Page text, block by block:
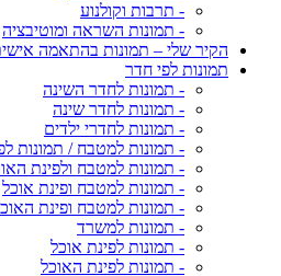
- תרבות וקולנוע
- תמונות השראה ומוטיבציה
הקיר שלי – תמונות בהתאמה
תמונות לפי חדר
- תמונות לחדר השינה
- תמונות לחדר שינה
- תמונות לחדרי ילדים
- תמונות למטבח / תמונות
- תמונות למטבח ולפינת
- תמונות למטבח ופינת אוכל
- תמונות למטבח ופינת
- תמונות למשרד
- תמונות לפינת אוכל
- תמונות לפינת האוכל